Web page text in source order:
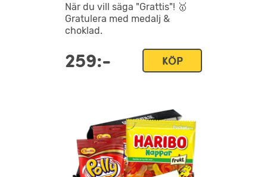
När du vill säga "Grattis"! 🥇
Gratulera med medalj &
choklad.
259:- KÖP